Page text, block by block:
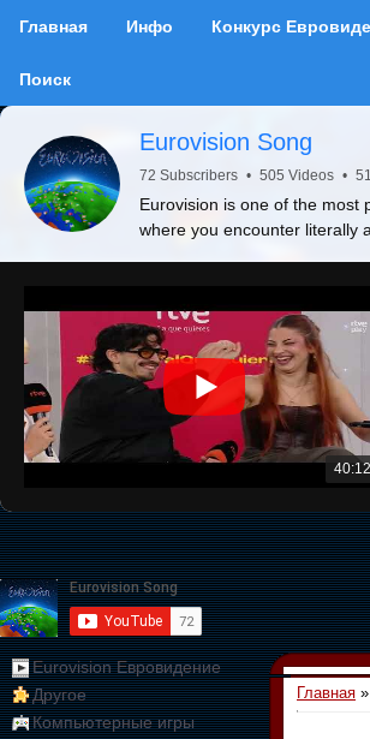
Главная Инфо Конкурс
Поиск
Eurovision Song
72 Subscribers • 505 Videos •
Eurovision is one of the most
where you encounter literally
40:12
Eurovision Евровидение
Другое
Компьютерные игры
Главная »